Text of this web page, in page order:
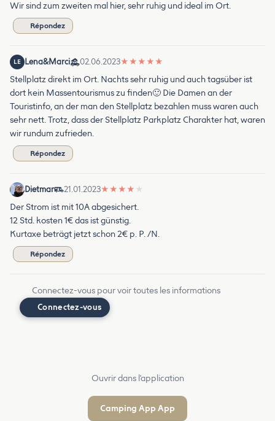
Wir sind zum zweiten mal hier, sehr ruhig und ideal im Ort.
Répondez
LE Lena&Marci 02.06.2023★ ★ ★ ★ ★
Stellplatz direkt im Ort. Nachts sehr ruhig und auch tagsüber ist
dort kein Massentourismus zu finden🙂 Die Damen an der
Touristinfo, an der man den Stellplatz bezahlen muss waren auch
sehr nett. Trotz, dass der Stellplatz Parkplatz Charakter hat, waren
wir rundum zufrieden.
Répondez
Dietmar 21.01.2023★ ★ ★ ★ ★
Der Strom ist mit 10A abgesichert.
12 Std. kosten 1€ das ist günstig.
Kurtaxe beträgt jetzt schon 2€ p. P. /N.
Répondez
Connectez-vous pour voir toutes les informations
Connectez-vous
Ouvrir dans l'application
Camping App App